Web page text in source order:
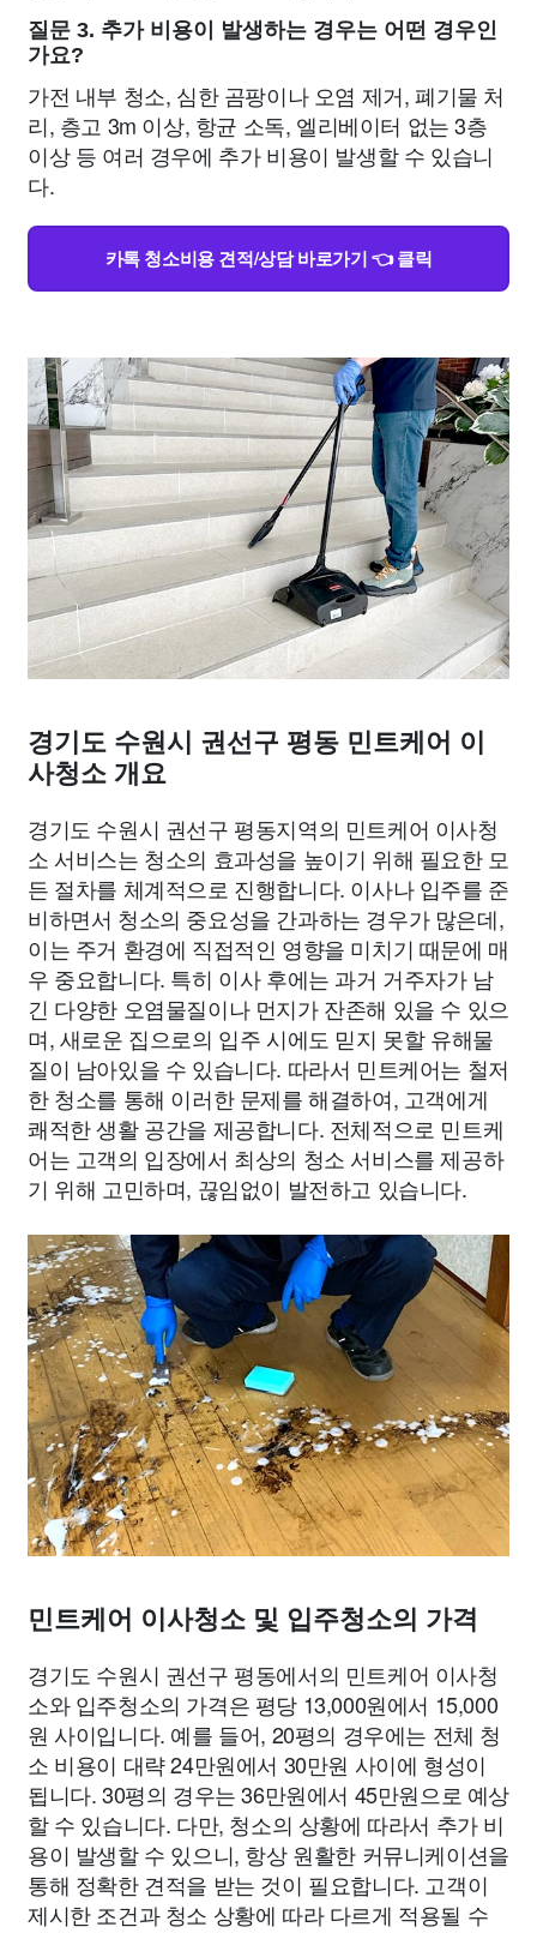
질문 3. 추가 비용이 발생하는 경우는 어떤 경우인
가요?
가전 내부 청소, 심한 곰팡이나 오염 제거, 폐기물 처
리, 층고 3m 이상, 항균 소독, 엘리베이터 없는 3층
이상 등 여러 경우에 추가 비용이 발생할 수 있습니
다.
카톡 청소비용 견적/상담 바로가기 👈 클릭
경기도 수원시 권선구 평동 민트케어 이
사청소 개요
경기도 수원시 권선구 평동지역의 민트케어 이사청
소 서비스는 청소의 효과성을 높이기 위해 필요한 모
든 절차를 체계적으로 진행합니다. 이사나 입주를 준
비하면서 청소의 중요성을 간과하는 경우가 많은데,
이는 주거 환경에 직접적인 영향을 미치기 때문에 매
우 중요합니다. 특히 이사 후에는 과거 거주자가 남
긴 다양한 오염물질이나 먼지가 잔존해 있을 수 있으
며, 새로운 집으로의 입주 시에도 믿지 못할 유해물
질이 남아있을 수 있습니다. 따라서 민트케어는 철저
한 청소를 통해 이러한 문제를 해결하여, 고객에게
쾌적한 생활 공간을 제공합니다. 전체적으로 민트케
어는 고객의 입장에서 최상의 청소 서비스를 제공하
기 위해 고민하며, 끊임없이 발전하고 있습니다.
민트케어 이사청소 및 입주청소의 가격
경기도 수원시 권선구 평동에서의 민트케어 이사청
소와 입주청소의 가격은 평당 13,000원에서 15,000
원 사이입니다. 예를 들어, 20평의 경우에는 전체 청
소 비용이 대략 24만원에서 30만원 사이에 형성이
됩니다. 30평의 경우는 36만원에서 45만원으로 예상
할 수 있습니다. 다만, 청소의 상황에 따라서 추가 비
용이 발생할 수 있으니, 항상 원활한 커뮤니케이션을
통해 정확한 견적을 받는 것이 필요합니다. 고객이
제시한 조건과 청소 상황에 따라 다르게 적용될 수